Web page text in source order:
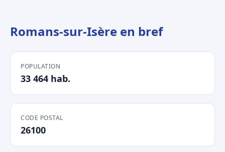
Romans-sur-Isère en bref
POPULATION
33 464 hab.
CODE POSTAL
26100